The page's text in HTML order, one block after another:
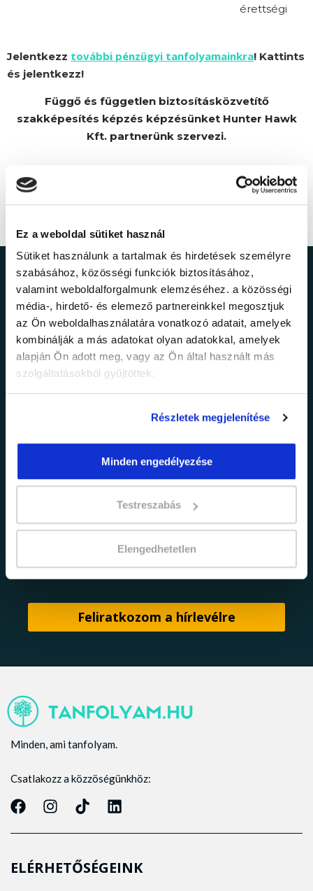
Ez a weboldal sütiket használ
Sütiket használunk a tartalmak és hirdetések személyre
szabásához, közösségi funkciók biztosításához,
valamint weboldalforgalmunk elemzéséhez. a közösségi
média-, hirdető- és elemező partnereinkkel megosztjuk
az Ön weboldalhasználatára vonatkozó adatait, amelyek
kombinálják a más adatokat olyan adatokkal, amelyek
alapján Ön adott meg, vagy az Ön által használt más
szolgáltatásokból gyűjtöttek.
Részletek megjelenítése
Minden engedélyezése
Testreszabás
Elengedhetetlen
érettségi
Jelentkezz további pénzügyi tanfolyamainkra! Kattints
és jelentkezz!
Függő és független biztosításközvetítő
szakképesítés képzés képzésünket Hunter Hawk
Kft. partnerünk szervezi.
Ne maradj le a
legfrissebb
információkról!
Értesülj elsőként legújabb tanfolyamainkról,
Minden, ami tanfolyam.
Csatlakozz a közzöségünkhöz:
ELÉRHETŐSÉGEINK